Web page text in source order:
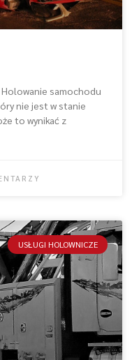
samochodu
nie jest w stanie
to wynikać z
USŁUGI HOLOWNICZE